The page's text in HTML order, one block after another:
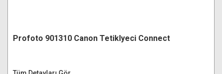
Profoto 901310 Canon Tetiklyeci Connect